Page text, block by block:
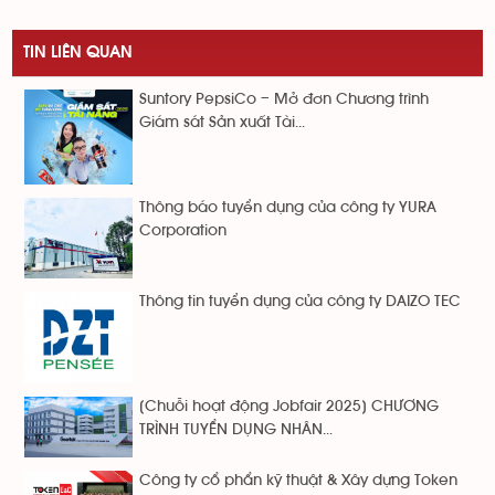
TIN LIÊN QUAN
Suntory PepsiCo – Mở đơn Chương trình
Giám sát Sản xuất Tài...
Thông báo tuyển dụng của công ty YURA
Corporation
Thông tin tuyển dụng của công ty DAIZO TEC
[Chuỗi hoạt động Jobfair 2025] CHƯƠNG
TRÌNH TUYỂN DỤNG NHÂN...
Công ty cổ phẩn kỹ thuật & Xây dựng Token